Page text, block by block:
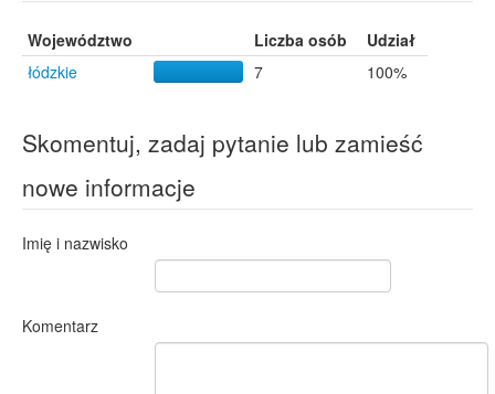
Województwo Liczba osób
Udział
łódzkie
7 100%
Skomentuj, zadaj pytanie lub zamieść
nowe informacje
Imię i nazwisko
Komentarz